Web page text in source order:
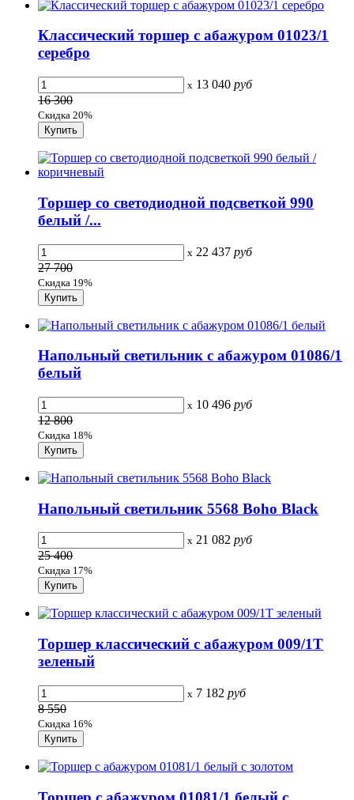
Классический торшер с абажуром 01023/1
серебро
x 13 040 руб
16 300
Скидка 20%
Торшер со светодиодной подсветкой 990
белый /...
x 22 437 руб
27 700
Скидка 19%
Напольный светильник с абажуром 01086/1
белый
x 10 496 руб
12 800
Скидка 18%
Напольный светильник 5568 Boho Black
x 21 082 руб
25 400
Скидка 17%
Торшер классический с абажуром 009/1T
зеленый
x 7 182 руб
8 550
Скидка 16%